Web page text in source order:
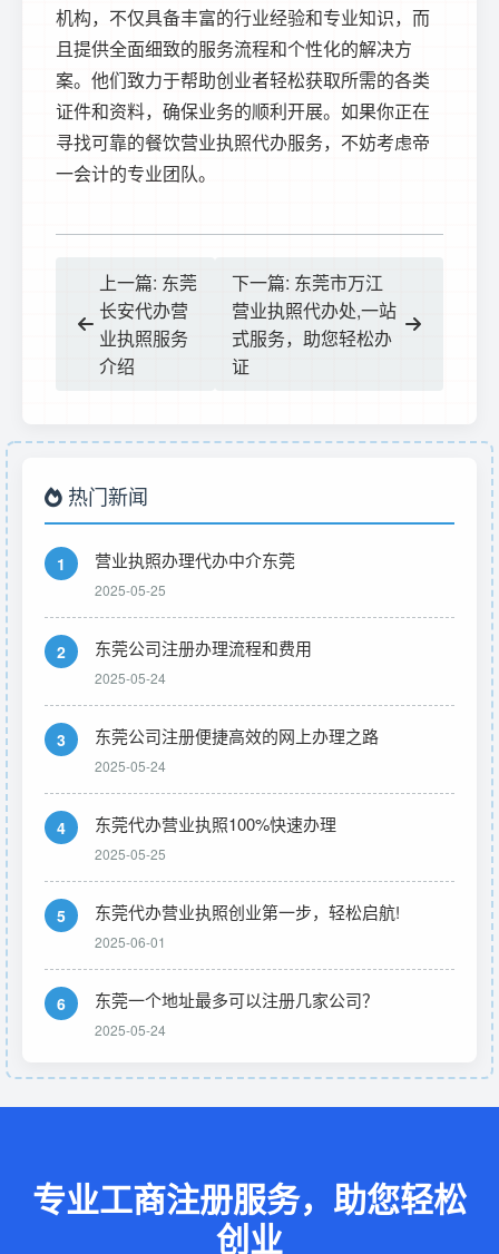
机构，不仅具备丰富的行业经验和专业知识，而
且提供全面细致的服务流程和个性化的解决方
案。他们致力于帮助创业者轻松获取所需的各类
证件和资料，确保业务的顺利开展。如果你正在
寻找可靠的餐饮营业执照代办服务，不妨考虑帝
一会计的专业团队。
上一篇: 东莞
长安代办营
业执照服务
介绍
下一篇: 东莞市万江
营业执照代办处,一站
式服务，助您轻松办
证
热门新闻
1 营业执照办理代办中介东莞
2025-05-25
2 东莞公司注册办理流程和费用
2025-05-24
3 东莞公司注册便捷高效的网上办理之路
2025-05-24
4 东莞代办营业执照100%快速办理
2025-05-25
5 东莞代办营业执照创业第一步，轻松启航!
2025-06-01
6 东莞一个地址最多可以注册几家公司？
2025-05-24
专业工商注册服务，助您轻松
创业